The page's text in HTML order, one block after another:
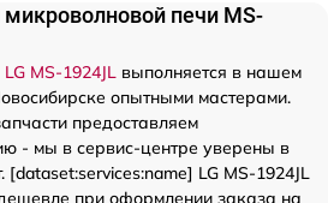
печи MS-
MS-1924JL выполняется в нашем
опытными мастерами.
предоставляем
- мы в сервис-центре уверены в
[dataset:services:name] LG MS-1924JL
при оформлении заказа на